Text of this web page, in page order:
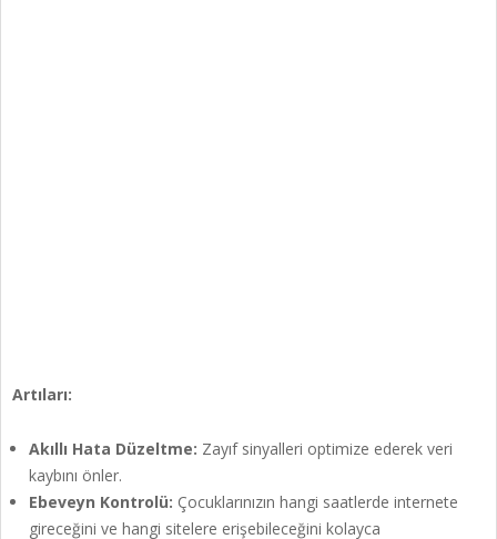
Artıları:
Akıllı Hata Düzeltme: Zayıf sinyalleri optimize ederek veri
kaybını önler.
Ebeveyn Kontrolü: Çocuklarınızın hangi saatlerde internete
gireceğini ve hangi sitelere erişebileceğini kolayca